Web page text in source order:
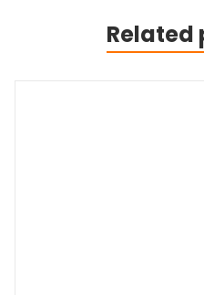
Related